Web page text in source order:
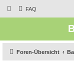
FAQ
Foren-Übersicht